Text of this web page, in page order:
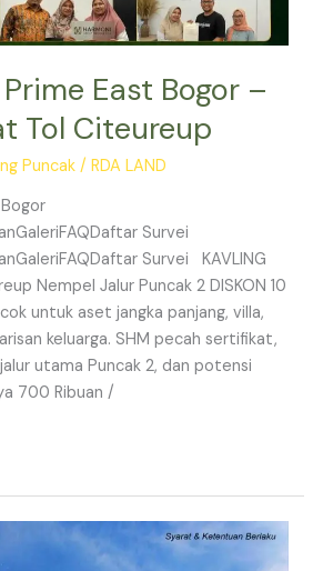
East Bogor –
Tol Citeureup
Puncak /RDA LAND
Survei
Survei KAVLING
Nempel Jalur Puncak 2 DISKON 10
untuk aset jangka panjang, villa,
keluarga. SHM pecah sertifikat,
utama Puncak 2, dan potensi
700 Ribuan /